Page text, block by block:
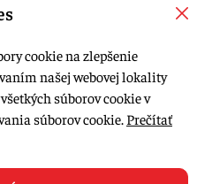
práva vyhradené.
cookie na zlepšenie
našej webovej lokality
súborov cookie v
súborov cookie. Prečítať